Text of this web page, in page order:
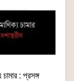
: প্রসঙ্গ